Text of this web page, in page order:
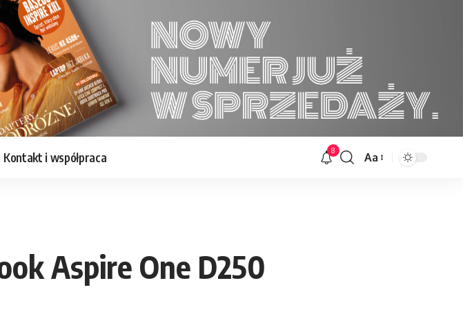
Kontakt i współpraca 8
Font
Aa
Aspire One D250